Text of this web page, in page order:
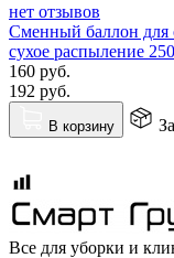
нет отзывов
Сменный баллон для
сухое распыление
160 руб.
192 руб.
В корзину
Все для уборки и